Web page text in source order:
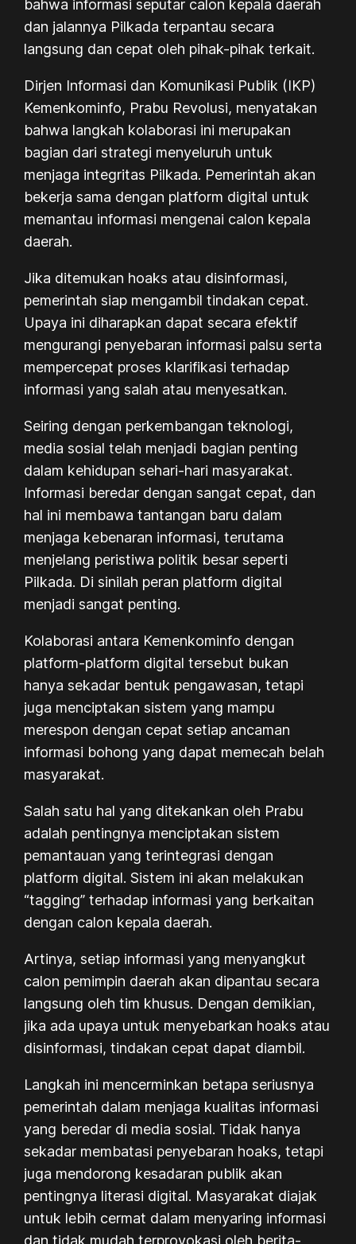
bahwa informasi seputar calon kepala daerah
dan jalannya Pilkada terpantau secara
langsung dan cepat oleh pihak-pihak terkait.
Dirjen Informasi dan Komunikasi Publik (IKP)
Kemenkominfo, Prabu Revolusi, menyatakan
bahwa langkah kolaborasi ini merupakan
bagian dari strategi menyeluruh untuk
menjaga integritas Pilkada. Pemerintah akan
bekerja sama dengan platform digital untuk
memantau informasi mengenai calon kepala
daerah.
Jika ditemukan hoaks atau disinformasi,
pemerintah siap mengambil tindakan cepat.
Upaya ini diharapkan dapat secara efektif
mengurangi penyebaran informasi palsu serta
mempercepat proses klarifikasi terhadap
informasi yang salah atau menyesatkan.
Seiring dengan perkembangan teknologi,
media sosial telah menjadi bagian penting
dalam kehidupan sehari-hari masyarakat.
Informasi beredar dengan sangat cepat, dan
hal ini membawa tantangan baru dalam
menjaga kebenaran informasi, terutama
menjelang peristiwa politik besar seperti
Pilkada. Di sinilah peran platform digital
menjadi sangat penting.
Kolaborasi antara Kemenkominfo dengan
platform-platform digital tersebut bukan
hanya sekadar bentuk pengawasan, tetapi
juga menciptakan sistem yang mampu
merespon dengan cepat setiap ancaman
informasi bohong yang dapat memecah belah
masyarakat.
Salah satu hal yang ditekankan oleh Prabu
adalah pentingnya menciptakan sistem
pemantauan yang terintegrasi dengan
platform digital. Sistem ini akan melakukan
“tagging” terhadap informasi yang berkaitan
dengan calon kepala daerah.
Artinya, setiap informasi yang menyangkut
calon pemimpin daerah akan dipantau secara
langsung oleh tim khusus. Dengan demikian,
jika ada upaya untuk menyebarkan hoaks atau
disinformasi, tindakan cepat dapat diambil.
Langkah ini mencerminkan betapa seriusnya
pemerintah dalam menjaga kualitas informasi
yang beredar di media sosial. Tidak hanya
sekadar membatasi penyebaran hoaks, tetapi
juga mendorong kesadaran publik akan
pentingnya literasi digital. Masyarakat diajak
untuk lebih cermat dalam menyaring informasi
dan tidak mudah terprovokasi oleh berita-